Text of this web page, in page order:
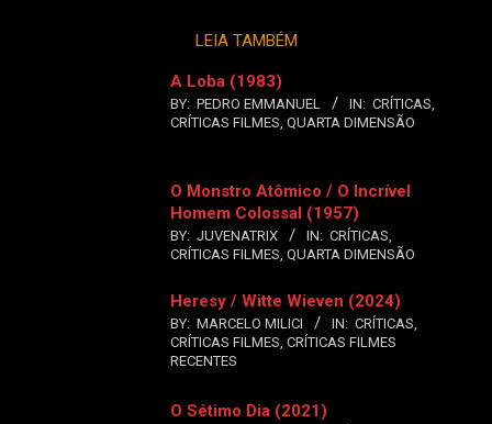
LEIA TAMBÉM
A Loba (1983)
BY: PEDRO EMMANUEL IN: CRÍTICAS,
CRÍTICAS FILMES, QUARTA DIMENSÃO
O Monstro Atômico / O Incrível
Homem Colossal (1957)
BY: JUVENATRIX IN: CRÍTICAS,
CRÍTICAS FILMES, QUARTA DIMENSÃO
Heresy / Witte Wieven (2024)
BY: MARCELO MILICI IN: CRÍTICAS,
CRÍTICAS FILMES, CRÍTICAS FILMES
RECENTES
O Sétimo Dia (2021)